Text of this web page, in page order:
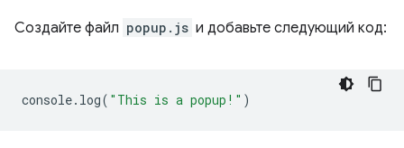
Создайте файл popup.js и добавьте следующий код:
console. log( "This is a popup!" )